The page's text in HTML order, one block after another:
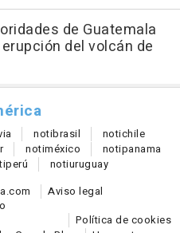
de Guatemala
del volcán de
notibrasil notichile
notiméxico notipanama
perú notiuruguay
Aviso legal
Política de cookies